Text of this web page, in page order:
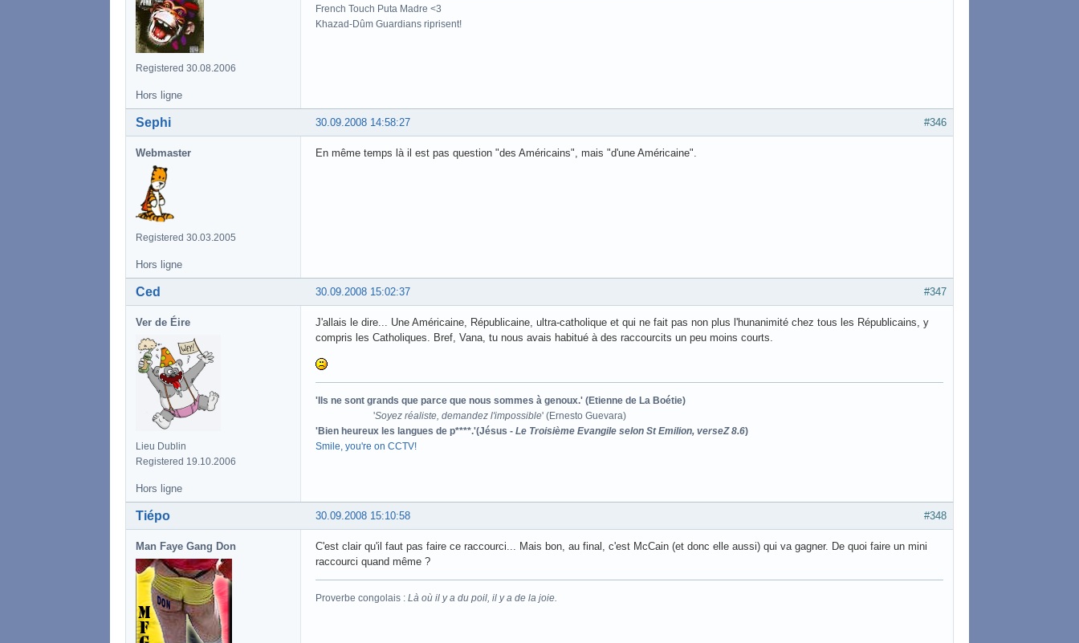
Registered 30.08.2006
French Touch Puta Madre <3
Khazad-Dûm Guardians riprisent!
Hors ligne
#346
30.09.2008 14:58:27
Sephi
Webmaster
Registered 30.03.2005
En même temps là il est pas question "des Américains", mais "d'une Américaine".
Hors ligne
#347
30.09.2008 15:02:37
Ced
Ver de Éire
Lieu Dublin
Registered 19.10.2006
J'allais le dire... Une Américaine, Républicaine, ultra-catholique et qui ne fait pas non plus l'hunanimité chez tous les Républicains, y
compris les Catholiques. Bref, Vana, tu nous avais habitué à des raccourcits un peu moins courts.
'Ils ne sont grands que parce que nous sommes à genoux.' (Etienne de La Boétie)
'Soyez réaliste, demandez l'impossible' (Ernesto Guevara)
'Bien heureux les langues de p****.'(Jésus - Le Troisième Evangile selon St Emilion, verseZ 8.6)
Smile, you're on CCTV!
Hors ligne
#348
30.09.2008 15:10:58
Tiépo
Man Faye Gang Don
C'est clair qu'il faut pas faire ce raccourci... Mais bon, au final, c'est McCain (et donc elle aussi) qui va gagner. De quoi faire un mini
raccourci quand même ?
Proverbe congolais : Là où il y a du poil, il y a de la joie.